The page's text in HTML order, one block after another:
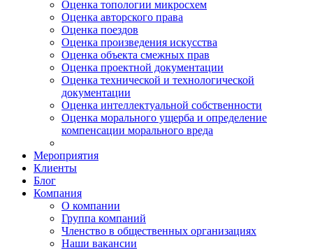
Оценка топологии микросхем
Оценка авторского права
Оценка поездов
Оценка произведения искусства
Оценка объекта смежных прав
Оценка проектной документации
Оценка технической и технологической
документации
Оценка интеллектуальной собственности
Оценка морального ущерба и определение
компенсации морального вреда
Мероприятия
Клиенты
Блог
Компания
О компании
Группа компаний
Членство в общественных организациях
Наши вакансии